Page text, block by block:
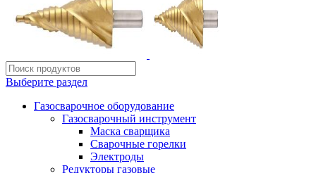
Выберите раздел
Газосварочное оборудование
Газосварочный инструмент
Маска сварщика
Сварочные горелки
Электроды
Редукторы газовые